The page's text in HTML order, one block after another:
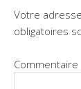
Votre
obligatoires
Commentaire